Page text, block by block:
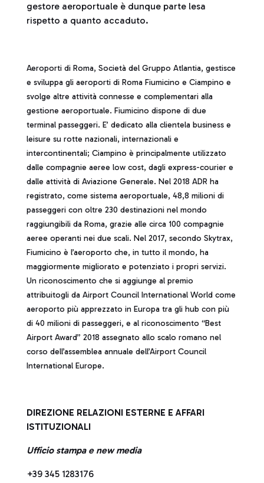
gestore aeroportuale è dunque parte lesa
rispetto a quanto accaduto.
Aeroporti di Roma, Società del Gruppo Atlantia, gestisce
e sviluppa gli aeroporti di Roma Fiumicino e Ciampino e
svolge altre attività connesse e complementari alla
gestione aeroportuale. Fiumicino dispone di due
terminal passeggeri. E’ dedicato alla clientela business e
leisure su rotte nazionali, internazionali e
intercontinentali; Ciampino è principalmente utilizzato
dalle compagnie aeree low cost, dagli express-courier e
dalle attività di Aviazione Generale. Nel 2018 ADR ha
registrato, come sistema aeroportuale, 48,8 milioni di
passeggeri con oltre 230 destinazioni nel mondo
raggiungibili da Roma, grazie alle circa 100 compagnie
aeree operanti nei due scali. Nel 2017, secondo Skytrax,
Fiumicino è l’aeroporto che, in tutto il mondo, ha
maggiormente migliorato e potenziato i propri servizi.
Un riconoscimento che si aggiunge al premio
attribuitogli da Airport Council International World come
aeroporto più apprezzato in Europa tra gli hub con più
di 40 milioni di passeggeri, e al riconoscimento “Best
Airport Award” 2018 assegnato allo scalo romano nel
corso dell’assemblea annuale dell’Airport Council
International Europe.
DIREZIONE RELAZIONI ESTERNE E AFFARI
ISTITUZIONALI
Ufficio stampa e new media
+39 345 1283176